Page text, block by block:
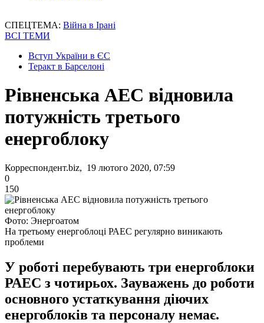
СПЕЦТЕМА: Війна в Ірані
ВСІ ТЕМИ
Вступ України в ЄС
Теракт в Барселоні
Рівненська АЕС відновила
потужність третього
енергоблоку
Корреспондент.biz, 19 лютого 2020, 07:59
0
150
Фото: Энергоатом
На третьому енергоблоці РАЕС регулярно виникають
проблеми
У роботі перебувають три енергоблоки
РАЕС з чотирьох. Зауважень до роботи
основного устаткування діючих
енергоблоків та персоналу немає.